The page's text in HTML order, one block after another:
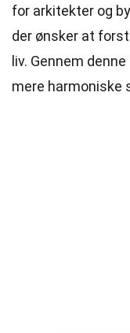
for arkitekter og
der ønsker at
liv. Gennem
mere harmoniske